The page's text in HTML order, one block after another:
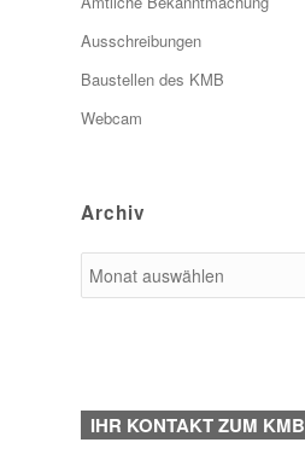
Ausschreibungen
Baustellen des KMB
Webcam
Archiv
IHR KONTAKT ZUM KMB